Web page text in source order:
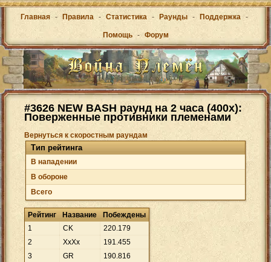
Главная - Правила - Статистика - Раунды - Поддержка -
Помощь - Форум
#3626 NEW BASH раунд на 2 часа (400х):
Поверженные противники племенами
Вернуться к скоростным раундам
Тип рейтинга
В нападении
В обороне
Всего
Рейтинг Название
Побеждены
1
CK 220.179
2
XxXx 191.455
3
GR 190.816